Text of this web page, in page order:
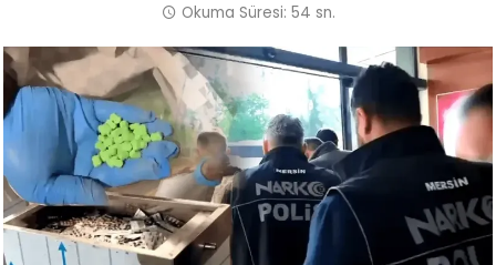
Okuma Süresi: 54 sn.